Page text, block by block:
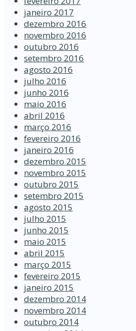
janeiro 2017
dezembro 2016
novembro 2016
outubro 2016
setembro 2016
agosto 2016
julho 2016
junho 2016
maio 2016
abril 2016
março 2016
fevereiro 2016
janeiro 2016
dezembro 2015
novembro 2015
outubro 2015
setembro 2015
agosto 2015
julho 2015
junho 2015
maio 2015
abril 2015
março 2015
fevereiro 2015
janeiro 2015
dezembro 2014
novembro 2014
outubro 2014